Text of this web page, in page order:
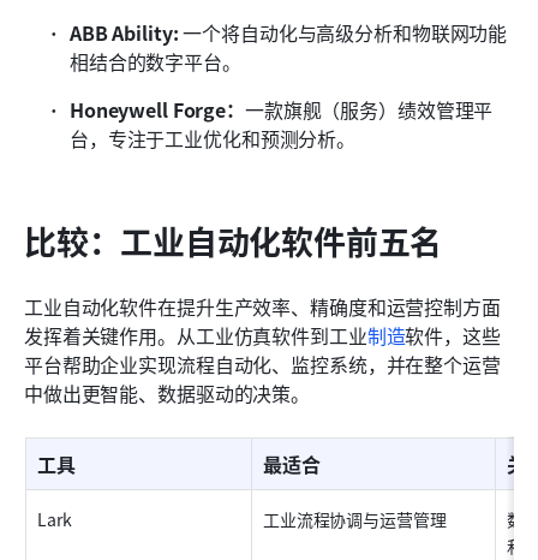
ABB Ability: 一个将自动化与高级分析和物联网功能
相结合的数字平台。
Honeywell Forge： 一款旗舰（服务）绩效管理平
台，专注于工业优化和预测分析。
比较：工业自动化软件前五名
工业自动化软件在提升生产效率、精确度和运营控制方面
发挥着关键作用。从工业仿真软件到工业制造软件，这些
平台帮助企业实现流程自动化、监控系统，并在整个运营
中做出更智能、数据驱动的决策。
工具 最适合 关
Lark 工业流程协调与运营管理
数
和